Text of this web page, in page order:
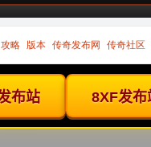
攻略 版本 传奇发布网 传奇社区